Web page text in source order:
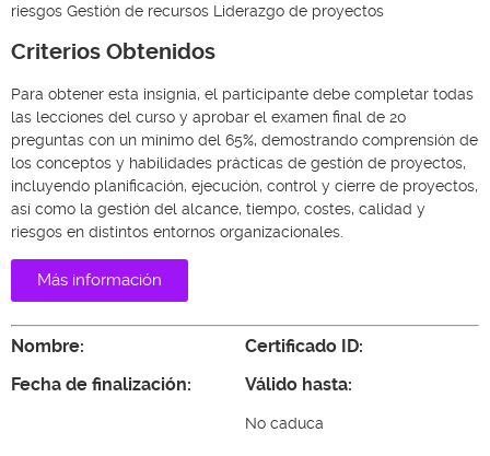
riesgos Gestión de recursos Liderazgo de proyectos
Criterios Obtenidos
Para obtener esta insignia, el participante debe completar todas
las lecciones del curso y aprobar el examen final de 20
preguntas con un mínimo del 65%, demostrando comprensión de
los conceptos y habilidades prácticas de gestión de proyectos,
incluyendo planificación, ejecución, control y cierre de proyectos,
así como la gestión del alcance, tiempo, costes, calidad y
riesgos en distintos entornos organizacionales.
Más información
Nombre:
Fecha de finalización:
Certificado ID:
Válido hasta:
No caduca